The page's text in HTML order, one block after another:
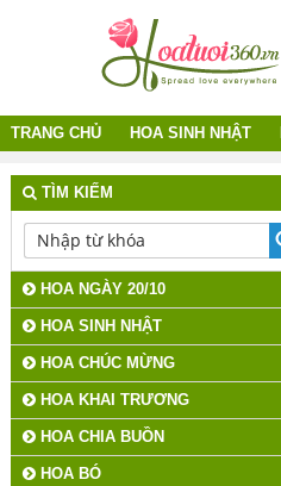
TRANG CHỦ HOA SINH NHẬT
TÌM KIẾM
HOA NGÀY 20/10
HOA SINH NHẬT
HOA CHÚC MỪNG
HOA KHAI TRƯƠNG
HOA CHIA BUỒN
HOA BÓ